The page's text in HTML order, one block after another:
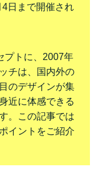
日まで開催され
プトに、2007年
チは、国内外の
のデザインが集
近に体感できる
。この記事では
イントをご紹介